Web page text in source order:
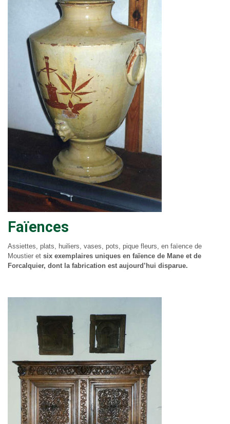
Faïences
Assiettes, plats, huiliers, vases, pots, pique fleurs, en faïence de
Moustier et six exemplaires uniques en faïence de Mane et de
Forcalquier, dont la fabrication est aujourd’hui disparue.